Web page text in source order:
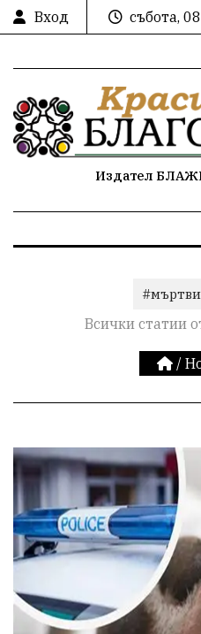
Вход
събота,
Издател
#мъртви
Всички статии
/